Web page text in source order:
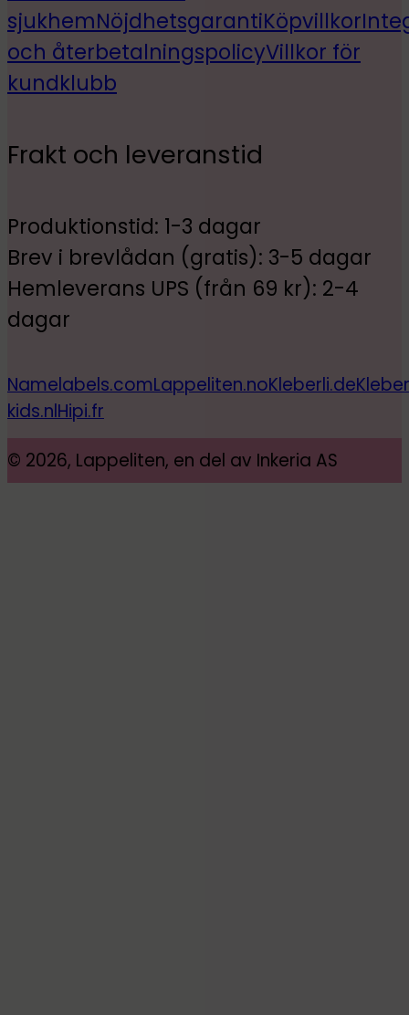
sjukhemNöjdhetsgarantiKöpvillkor
och återbetalningspolicyVillkor för
kundklubb
Frakt och leveranstid
Produktionstid: 1-3 dagar
Brev i brevlådan (gratis): 3-5 dagar
Hemleverans UPS (från 69 kr): 2-4
dagar
Namelabels.comLappeliten.noKleberli.de
kids.nlHipi.fr
© 2026, Lappeliten, en del av Inkeria AS